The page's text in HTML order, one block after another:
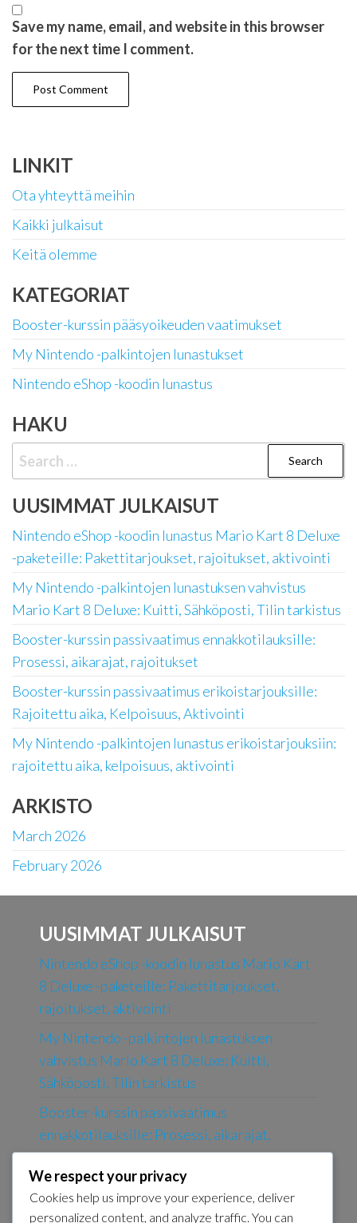
Save my name, email, and website in this browser
for the next time I comment.
LINKIT
Ota yhteyttä meihin
Kaikki julkaisut
Keitä olemme
KATEGORIAT
Booster-kurssin pääsyoikeuden vaatimukset
My Nintendo -palkintojen lunastukset
Nintendo eShop -koodin lunastus
HAKU
Search
for:
UUSIMMAT JULKAISUT
Nintendo eShop -koodin lunastus Mario Kart 8 Deluxe
-paketeille: Pakettitarjoukset, rajoitukset, aktivointi
My Nintendo -palkintojen lunastuksen vahvistus
Mario Kart 8 Deluxe: Kuitti, Sähköposti, Tilin tarkistus
Booster-kurssin passivaatimus ennakkotilauksille:
Prosessi, aikarajat, rajoitukset
Booster-kurssin passivaatimus erikoistarjouksille:
Rajoitettu aika, Kelpoisuus, Aktivointi
My Nintendo -palkintojen lunastus erikoistarjouksiin:
rajoitettu aika, kelpoisuus, aktivointi
ARKISTO
March 2026
February 2026
UUSIMMAT JULKAISUT
Nintendo eShop -koodin lunastus Mario Kart
8 Deluxe -paketeille: Pakettitarjoukset,
rajoitukset, aktivointi
My Nintendo -palkintojen lunastuksen
vahvistus Mario Kart 8 Deluxe: Kuitti,
Sähköposti, Tilin tarkistus
Booster-kurssin passivaatimus
ennakkotilauksille: Prosessi, aikarajat,
rajoitukset
Booster-kurssin passivaatimus
erikoistarjouksille: Rajoitettu aika,
We respect your privacy
Cookies help us improve your experience, deliver
personalized content, and analyze traffic. You can